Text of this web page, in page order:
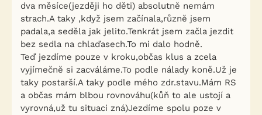
dva měsíce(jezději ho děti) absolutně nemám
strach.A taky ,když jsem začínala,různě jsem
padala,a seděla jak jelito.Tenkrát jsem začla jezdit
bez sedla na chlaďasech.To mi dalo hodně.
Teď jezdíme pouze v kroku,občas klus a zcela
vyjímečně si zacváláme.To podle nálady koně.Už je
taky postarší.A taky podle mého zdr.stavu.Mám RS
a občas mám blbou rovnováhu(kůň to ale ustojí a
vyrovná,už tu situaci zná)Jezdíme spolu poze v